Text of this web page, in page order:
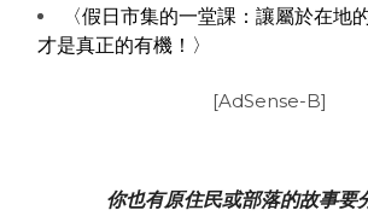
〈假日市集的一堂課：讓屬於在地
才是真正的有機！〉
[AdSense-B]
你也有原住民或部落的故事要